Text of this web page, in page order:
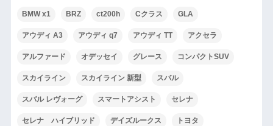
BMW x1 BRZ ct200h Cクラス GLA
アウディ A3 アウディ q7 アウディ TT アクセラ
アルファード オデッセイ グレース コンパクトSUV
スカイライン スカイライン 新型 スバル
スバル レヴォーグ スマートアシスト セレナ
セレナ ハイブリッド デイズルークス トヨタ